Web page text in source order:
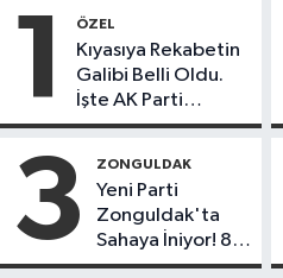
1 ÖZEL
Kıyasıya Rekabetin
Galibi Belli Oldu.
İşte AK Parti
Gençlerinden
Potansiyeline Sahip
İlk 3 İsim!
3 ZONGULDAK
Yeni Parti
Zonguldak'ta
Sahaya İniyor! 8
İlçede Kurucu